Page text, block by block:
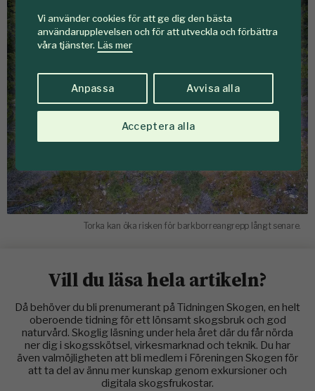
Vi använder cookies för att ge dig den bästa
användarupplevelsen och för att utveckla och förbättra
våra tjänster. Läs mer
Anpassa Avvisa alla
Acceptera alla
Torka kan öka risken för barkborreangrepp långt senare.
Vill du läsa hela artikeln?
Då behöver du bli prenumerant på Tidningen Skogen, en helt
oberoende tidning för ett lönsamt skogsbruk och god
naturvård. Skoglig läsning under hela året där du får nörda
ner dig i skogsskötsel, virkesmarknad och teknik. Du har
även valmöjligheten att bli medlem i Föreningen Skogen för
att ta del av ännu mer kunskap genom exkursioner och
digitala skogsfrukostar.